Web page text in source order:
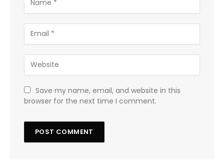
Save my name, email, and website in this
browser for the next time I comment.